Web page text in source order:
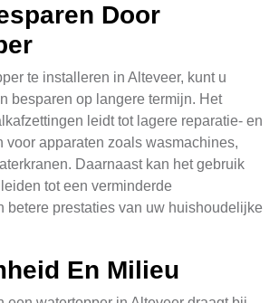
Door
te installeren in Alteveer, kunt u
besparen op langere termijn. Het
leidt tot lagere reparatie- en
voor apparaten zoals wasmachines,
Daarnaast kan het gebruik
tot een verminderde
betere prestaties van uw huishoudelijke
En Milieu